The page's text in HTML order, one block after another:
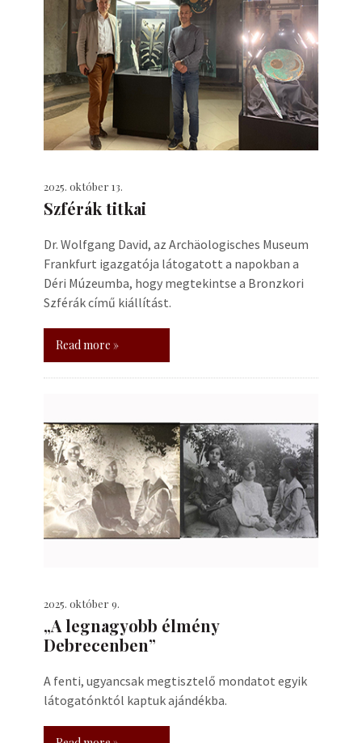
2025. október 13.
Szférák titkai
Dr. Wolfgang David, az Archäologisches Museum
Frankfurt igazgatója látogatott a napokban a
Déri Múzeumba, hogy megtekintse a Bronzkori
Szférák című kiállítást.
Read more »
2025. október 9.
„A legnagyobb élmény
Debrecenben”
A fenti, ugyancsak megtisztelő mondatot egyik
látogatónktól kaptuk ajándékba.